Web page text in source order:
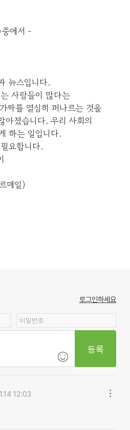
중에서 -
뉴스입니다.
사람들이 많다는
짜를 열심히 퍼나르는 것을
아졌습니다. 우리 사회의
하는 일입니다.
요합니다.
메일)
로그인하세요
등록
12:03